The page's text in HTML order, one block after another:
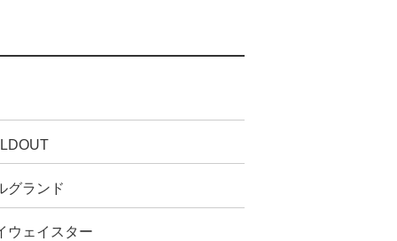
グランド
ウェイスター